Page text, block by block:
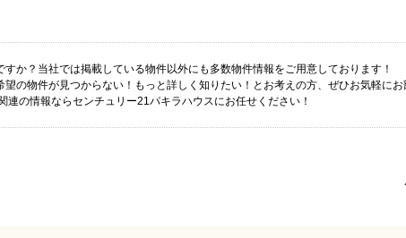
か？当社では掲載している物件以外にも多数物件情報をご用意しております！
望の物件が見つからない！もっと詳しく知りたい！とお考えの方、ぜひお気軽に
連の情報ならセンチュリー21パキラハウスにお任せください！